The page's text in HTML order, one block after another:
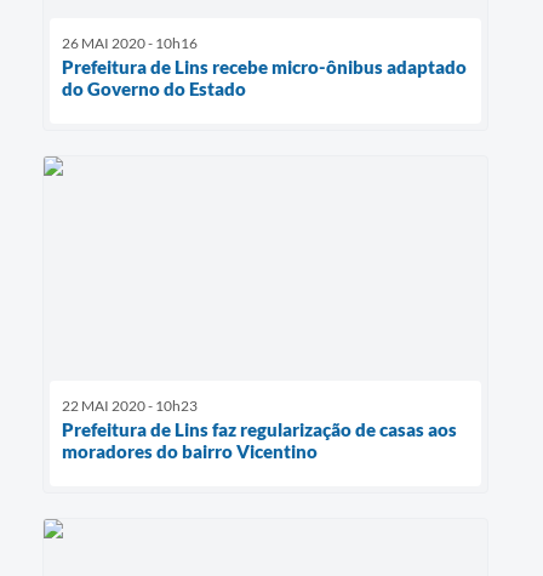
26 MAI 2020 - 10h16
Prefeitura de Lins recebe micro-ônibus adaptado
do Governo do Estado
22 MAI 2020 - 10h23
Prefeitura de Lins faz regularização de casas aos
moradores do bairro Vicentino